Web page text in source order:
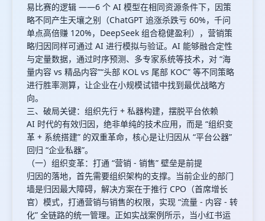
易比赛的逻辑 ——6 个 AI 模型在相同资源条件下，因策
略不同产生天壤之别（ChatGPT 追涨杀跌亏 60%，千问
单点高倍赚 120%，DeepSeek 组合稳健盈利），营销策
略归因同样可通过 AI 进行模拟与验证。AI 能够融合定性
与定量数据，通过时序预测、多专家系统等技术，对 “海
量内容 vs 精品内容”“头部 KOL vs 尾部 KOC” 等不同策略
进行胜率测算，让企业在小规模试错中找到最优战略方
向。
三、破局关键：组织先行 + 私器构建，摆脱平台依赖
AI 时代的有效归因，绝非单纯的技术应用，而是 “组织变
革 + 系统搭建” 的双重革命，核心是让归因从 “平台公器”
回归 “企业私器”。
（一）组织变革：打通 “营销 - 销售” 壁垒是前提
归因的落地，首先需要组织架构的支撑。当前企业的部门
墙是归因最大障碍，解决方案在于推行 CPO（首席增长
官）模式，打通营销与销售的权限，实现 “流量 - 内容 - 转
化” 全链路的统一管理。正如实战案例所示，当小红书运